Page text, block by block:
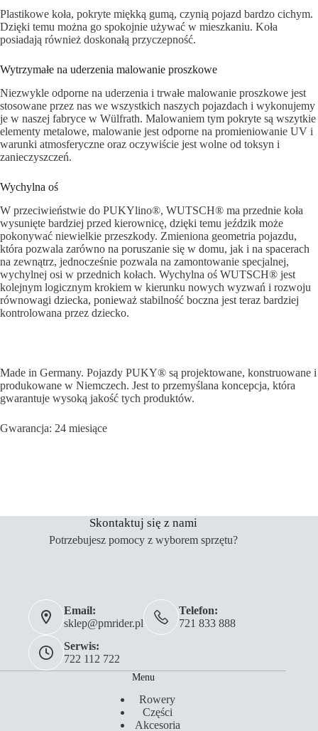
Plastikowe koła, pokryte miękką gumą, czynią pojazd bardzo cichym.
Dzięki temu można go spokojnie używać w mieszkaniu. Koła
posiadają również doskonałą przyczepność.
Wytrzymałe na uderzenia malowanie proszkowe
Niezwykle odporne na uderzenia i trwałe malowanie proszkowe jest
stosowane przez nas we wszystkich naszych pojazdach i wykonujemy
je w naszej fabryce w Wülfrath. Malowaniem tym pokryte są wszytkie
elementy metalowe, malowanie jest odporne na promieniowanie UV i
warunki atmosferyczne oraz oczywiście jest wolne od toksyn i
zanieczyszczeń.
Wychylna oś
W przeciwieństwie do PUKYlino®, WUTSCH® ma przednie koła
wysunięte bardziej przed kierownicę, dzięki temu jeździk może
pokonywać niewielkie przeszkody. Zmieniona geometria pojazdu,
która pozwala zarówno na poruszanie się w domu, jak i na spacerach
na zewnątrz, jednocześnie pozwala na zamontowanie specjalnej,
wychylnej osi w przednich kołach. Wychylna oś WUTSCH® jest
kolejnym logicznym krokiem w kierunku nowych wyzwań i rozwoju
równowagi dziecka, ponieważ stabilność boczna jest teraz bardziej
kontrolowana przez dziecko.
Made in Germany. Pojazdy PUKY® są projektowane, konstruowane i
produkowane w Niemczech. Jest to przemyślana koncepcja, która
gwarantuje wysoką jakość tych produktów.
Gwarancja: 24 miesiące
Skontaktuj się z nami
Potrzebujesz pomocy z wyborem sprzętu?
Email:
sklep@pmrider.pl
Telefon:
721 833 888
Serwis:
722 112 722
Menu
Rowery
Części
Akcesoria